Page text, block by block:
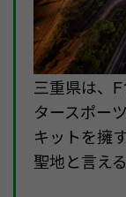
三重県は、
タースポー
キットを擁
聖地と言え